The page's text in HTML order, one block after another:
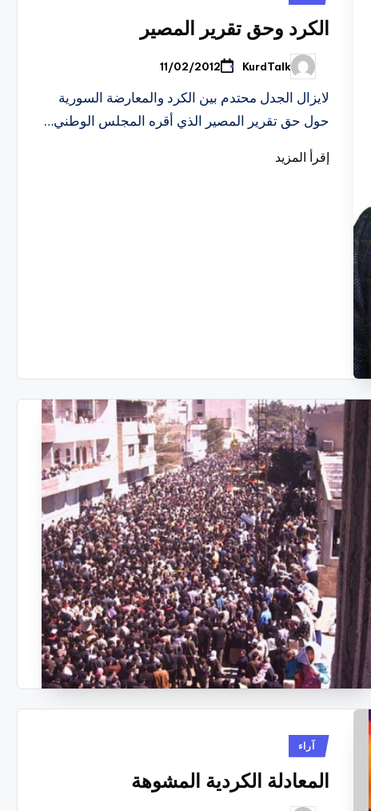
الكرد وحق تقرير المصير
تمّ
النشر
بواسطة
KurdTalk
11/02/2012
لايزال الجدل محتدم بين الكرد والمعارضة السورية
حول حق تقرير المصير الذي أقره المجلس الوطني…
إقرأ المزيد
نُشرآراء
المعادلة الكردية المشوهة